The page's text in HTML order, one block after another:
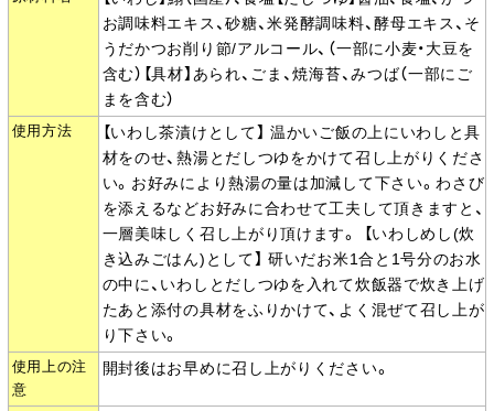
お調味料エキス、砂糖、米発酵調味料、酵母エキス、そ
うだかつお削り節/アルコール、（一部に小麦・大豆を
含む）【具材】あられ、ごま、焼海苔、みつば（一部にご
まを含む）
使用方法
【いわし茶漬けとして】 温かいご飯の上にいわしと具
材をのせ、熱湯とだしつゆをかけて召し上がりくださ
い。お好みにより熱湯の量は加減して下さい。わさび
を添えるなどお好みに合わせて工夫して頂きますと、
一層美味しく召し上がり頂けます。 【いわしめし(炊
き込みごはん)として】 研いだお米1合と1号分のお水
の中に、いわしとだしつゆを入れて炊飯器で炊き上げ
たあと添付の具材をふりかけて、よく混ぜて召し上が
り下さい。
使用上の注
意
開封後はお早めに召し上がりください。